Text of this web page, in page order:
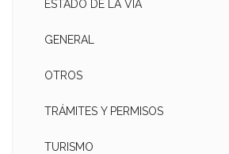
ESTADO DE LA VÍA
GENERAL
OTROS
TRÁMITES Y PERMISOS
TURISMO